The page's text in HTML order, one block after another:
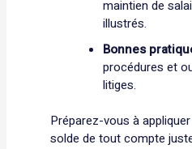
maintien de
illustrés.
Bonnes
procédures et
litiges.
Préparez-vous à
solde de tout compte